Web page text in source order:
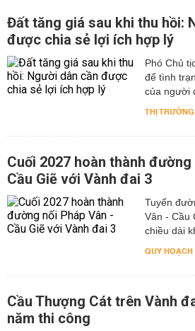
Đất tăng giá sau khi thu hồi:
được chia sẻ lợi ích hợp lý
Phó Chủ
để tình
của người
THỊ TRƯỜNG
Cuối 2027 hoàn thành đường
Cầu Giẽ với Vành đai 3
Tuyến
Vân - Cầu
chiều dài
QUY HOẠCH
Cầu Thượng Cát trên Vành
năm thi công